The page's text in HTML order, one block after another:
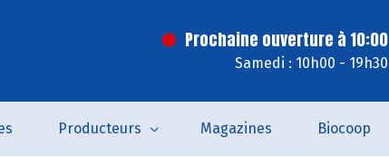
Prochaine ouverture à 10:00
Samedi : 10h00 - 19h30
Producteurs Magazines Biocoop